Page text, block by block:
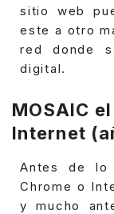
sitio web
este a otro
red donde
digital.
MOSAIC
Internet
Antes de lo
Chrome o
y mucho